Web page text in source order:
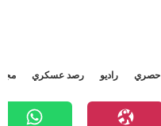
حصري راديو رصد عسكري